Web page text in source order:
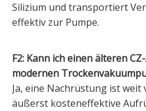
Silizium und transportiert
effektiv zur Pumpe.
F2: Kann ich einen älteren
modernen
Ja, eine Nachrüstung ist
äußerst kosteneffektive